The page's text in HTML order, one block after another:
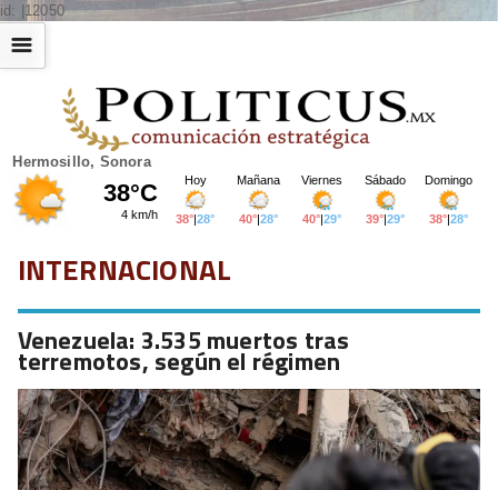
id: |12050
Hermosillo, Sonora
☰
INTERNACIONAL
Venezuela: 3.535 muertos tras
terremotos, según el régimen